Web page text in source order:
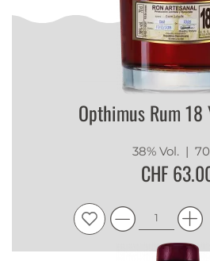
Opthimus Rum 18
38% Vol. |
CHF